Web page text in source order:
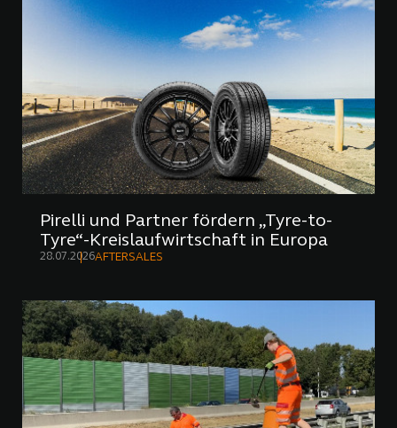
Pirelli und Partner fördern „Tyre-to-
Tyre“-Kreislaufwirtschaft in Europa
28.07.2026AFTERSALES